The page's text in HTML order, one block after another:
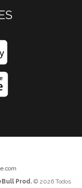
Prod.© 2026 Todos